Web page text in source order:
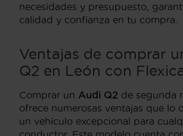
necesidades y presupuesto,
calidad y confianza en tu compra.
Ventajas de comprar
Q2 en León con
Comprar un Audi Q2 de segunda
ofrece numerosas ventajas que lo
un vehículo excepcional para